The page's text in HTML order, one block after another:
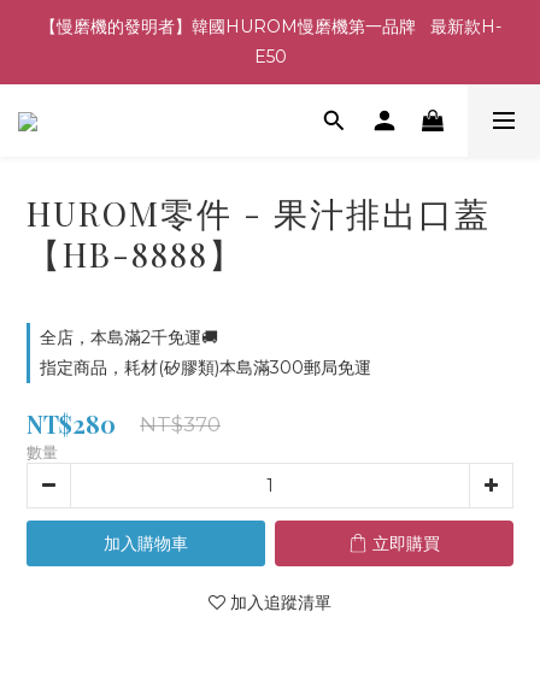
【慢磨機的發明者】韓國HUROM慢磨機第一品牌   最新款H-
E50
HUROM零件 - 果汁排出口蓋
【HB-8888】
全店，本島滿2千免運🚚
指定商品，耗材(矽膠類)本島滿300郵局免運
NT$280 NT$370
數量
加入購物車 立即購買
加入追蹤清單